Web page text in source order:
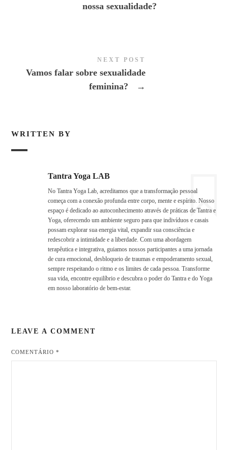
nossa sexualidade?
NEXT POST
Vamos falar sobre sexualidade
feminina?
→
WRITTEN BY
Tantra Yoga LAB
No Tantra Yoga Lab, acreditamos que a transformação pessoal
começa com a conexão profunda entre corpo, mente e espírito. Nosso
espaço é dedicado ao autoconhecimento através de práticas de Tantra e
Yoga, oferecendo um ambiente seguro para que indivíduos e casais
possam explorar sua energia vital, expandir sua consciência e
redescobrir a intimidade e a liberdade. Com uma abordagem
terapêutica e integrativa, guiamos nossos participantes a uma jornada
de cura emocional, desbloqueio de traumas e empoderamento sexual,
sempre respeitando o ritmo e os limites de cada pessoa. Transforme
sua vida, encontre equilíbrio e descubra o poder do Tantra e do Yoga
em nosso laboratório de bem-estar.
LEAVE A COMMENT
COMENTÁRIO*